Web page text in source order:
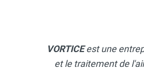
d'air ambiant
isolant thermique
VORTICEest une
et le traitement de